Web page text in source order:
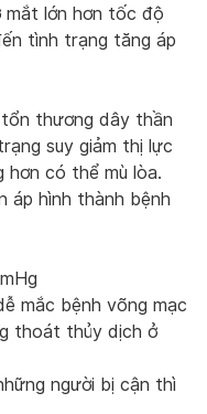
lớn hơn tốc độ
tình trạng tăng áp
tổn thương dây thần
suy giảm thị lực
hơn có thể mù lòa.
áp hình thành bệnh
mắc bệnh võng mạc
thoát thủy dịch ở
người bị cận thì